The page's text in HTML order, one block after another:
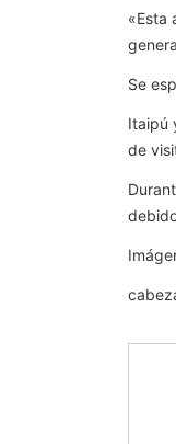
«Esta
Se
Itaipú
de